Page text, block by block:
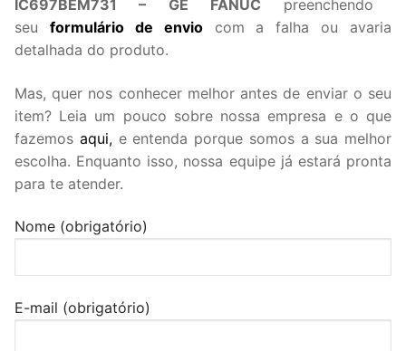
IC697BEM731 – GE FANUC preenchendo
seu formulário de enviocom a falha ou avaria
detalhada do produto.
Mas, quer nos conhecer melhor antes de enviar o seu
item? Leia um pouco sobre nossa empresa e o que
fazemos aqui,e entenda porque somos a sua melhor
escolha. Enquanto isso, nossa equipe já estará pronta
para te atender.
Nome (obrigatório)
E-mail (obrigatório)